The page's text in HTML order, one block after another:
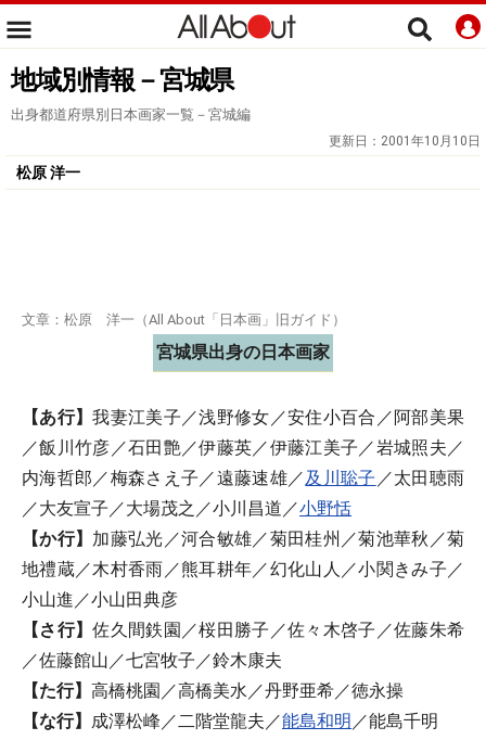
地域別情報－宮城県
出身都道府県別日本画家一覧－宮城編
更新日： 2001年10月10日
松原 洋一
文章：松原 洋一（All About「日本画」旧ガイド）
宮城県出身の日本画家
【あ行】我妻江美子／浅野修女／安住小百合／阿部美果
／飯川竹彦／石田艶／伊藤英／伊藤江美子／岩城照夫／
内海哲郎／梅森さえ子／遠藤速雄／及川聡子 ／太田聴雨
／大友宣子／大場茂之／小川昌道／小野恬
【か行】 加藤弘光／河合敏雄／菊田桂州／菊池華秋／菊
地禮蔵／木村香雨／熊耳耕年／幻化山人／小関きみ子／
小山進／小山田典彦
【さ行】佐久間鉄園／桜田勝子／佐々木啓子／佐藤朱希
／佐藤館山／七宮牧子／鈴木康夫
【た行】 高橋桃園／高橋美水／丹野亜希／徳永操
【な行】 成澤松峰／二階堂龍夫／能島和明 ／能島千明